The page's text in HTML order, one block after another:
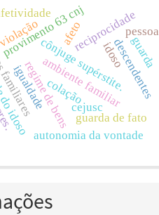
regime de bens
provimento 63 cnj
ambiente familiar
violação
idoso
autonomia da vontade
cônjuge supérstite.
reciprocidade
descendentes
igualdadecolação
guarda de fato
pessoa
afeto
guarda
cejusc